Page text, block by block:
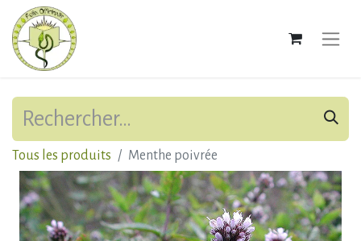
Tous les produits Menthe poivrée